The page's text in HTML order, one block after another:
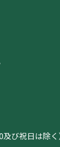
び祝日は除く